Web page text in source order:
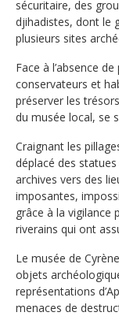
sécuritaire, des
djihadistes, dont le
plusieurs sites
Face à l’absence
conservateurs et
préserver les
du musée local, se
Craignant les
déplacé des
archives vers des
imposantes,
grâce à la vigilance
riverains qui ont
Le musée de
objets
représentations
menaces de